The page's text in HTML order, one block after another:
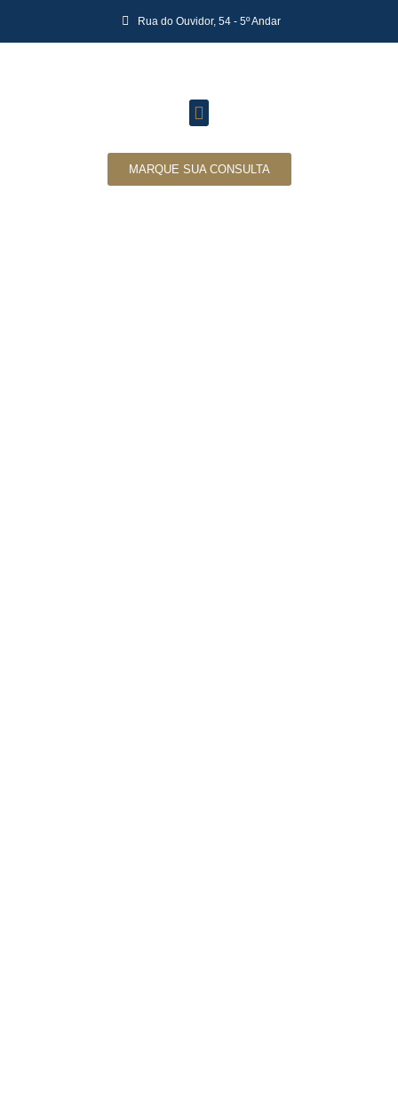
Rua do Ouvidor, 54 - 5º Andar
MARQUE SUA CONSULTA